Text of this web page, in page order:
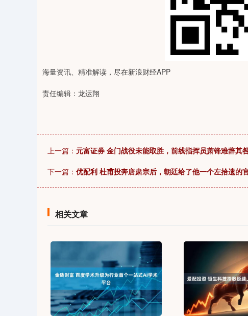
海量资讯、精准解读，尽在新浪财经APP
责任编辑：龙运翔
上一篇： 元富证券 金门战役未能取胜，前线指挥员萧锋难辞其
下一篇： 优配利 杜甫投奔唐肃宗后，朝廷给了他一个左拾遗的
相关文章